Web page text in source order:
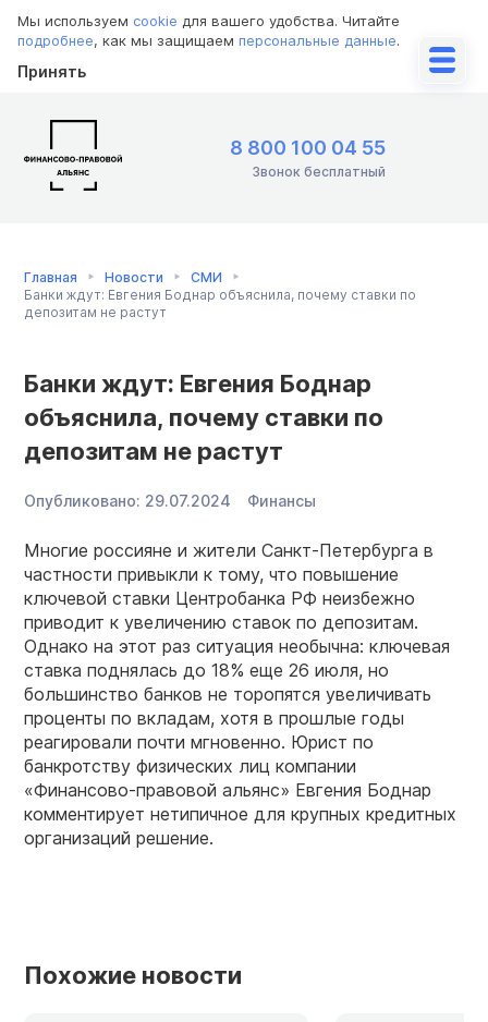
Мы используем cookie для вашего удобства. Читайте
подробнее, как мы защищаем персональные данные.
Принять
8 800 100 04 55
Звонок бесплатный
Главная Новости
СМИ
Банки ждут: Евгения Боднар объяснила, почему ставки по
депозитам не растут
Банки ждут: Евгения Боднар
объяснила, почему ставки по
депозитам не растут
Опубликовано: 29.07.2024 Финансы
Многие россияне и жители Санкт-Петербурга в
частности привыкли к тому, что повышение
ключевой ставки Центробанка РФ неизбежно
приводит к увеличению ставок по депозитам.
Однако на этот раз ситуация необычна: ключевая
ставка поднялась до 18% еще 26 июля, но
большинство банков не торопятся увеличивать
проценты по вкладам, хотя в прошлые годы
реагировали почти мгновенно. Юрист по
банкротству физических лиц компании
«Финансово-правовой альянс» Евгения Боднар
комментирует нетипичное для крупных кредитных
организаций решение.
Похожие новости